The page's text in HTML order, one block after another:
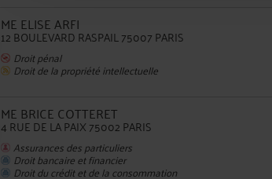
ME ELISE ARFI
12 BOULEVARD RASPAIL 75007 PARIS
Droit pénal
Droit de la propriété intellectuelle
ME BRICE COTTERET
4 RUE DE LA PAIX 75002 PARIS
Assurances des particuliers
Droit bancaire et financier
Droit du crédit et de la consommation